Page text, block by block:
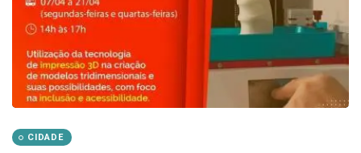
Bauru
Secretaria De Cultura Bauru
Cit Bauru
Oportunidades De Trabalho Bauru
CIDADE